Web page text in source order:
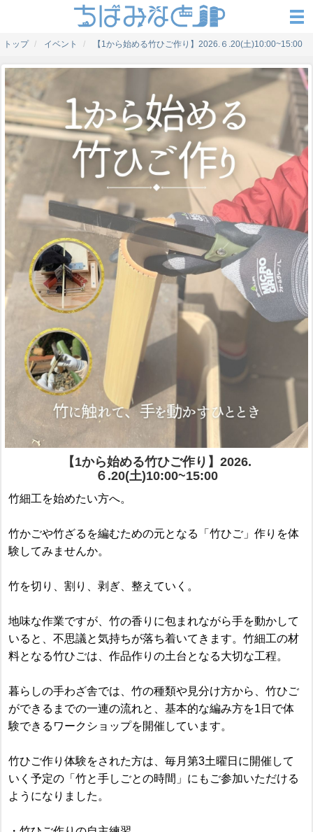
トップ イベント 【1から始める竹ひご作り】2026.６.20(土)10:00~15:00
【1から始める竹ひご作り】2026.
６.20(土)10:00~15:00
竹細工を始めたい方へ。
竹かごや竹ざるを編むための元となる「竹ひご」作りを体
験してみませんか。
竹を切り、割り、剥ぎ、整えていく。
地味な作業ですが、竹の香りに包まれながら手を動かして
いると、不思議と気持ちが落ち着いてきます。竹細工の材
料となる竹ひごは、作品作りの土台となる大切な工程。
暮らしの手わざ舎では、竹の種類や見分け方から、竹ひご
ができるまでの一連の流れと、基本的な編み方を1日で体
験できるワークショップを開催しています。
竹ひご作り体験をされた方は、毎月第3土曜日に開催して
いく予定の「竹と手しごとの時間」にもご参加いただける
ようになりました。